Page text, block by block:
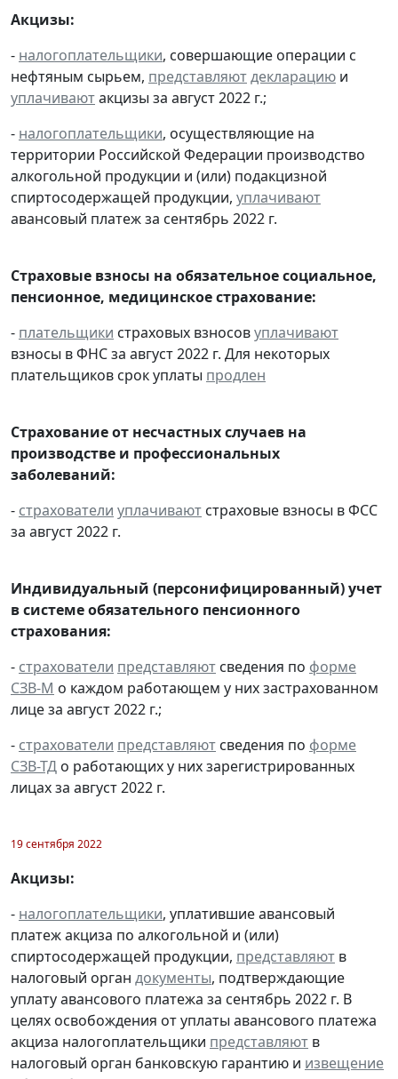
Акцизы:
- налогоплательщики, совершающие операции с
нефтяным сырьем, представляютдекларацию и
уплачиваютакцизы за август 2022 г.;
- налогоплательщики, осуществляющие на
территории Российской Федерации производство
алкогольной продукции и (или) подакцизной
спиртосодержащей продукции, уплачивают
авансовый платеж за сентябрь 2022 г.
Страховые взносы на обязательное социальное,
пенсионное, медицинское страхование:
- плательщики страховых взносовуплачивают
взносы в ФНС за август 2022 г. Для некоторых
плательщиков срок уплаты продлен
Страхование от несчастных случаев на
производстве и профессиональных
заболеваний:
- страхователи уплачивают страховые взносы в ФСС
за август 2022 г.
Индивидуальный (персонифицированный) учет
в системе обязательного пенсионного
страхования:
- страхователи представляют сведения по форме
СЗВ-М о каждом работающем у них застрахованном
лице за август 2022 г.;
- страхователи представляют сведения по форме
СЗВ-ТД о работающих у них зарегистрированных
лицах за август 2022 г.
19 сентября 2022
Акцизы:
- налогоплательщики, уплатившие авансовый
платеж акциза по алкогольной и (или)
спиртосодержащей продукции, представляют в
налоговый орган документы, подтверждающие
уплату авансового платежа за сентябрь 2022 г. В
целях освобождения от уплаты авансового платежа
акциза налогоплательщики представляют в
налоговый орган банковскую гарантию и извещение